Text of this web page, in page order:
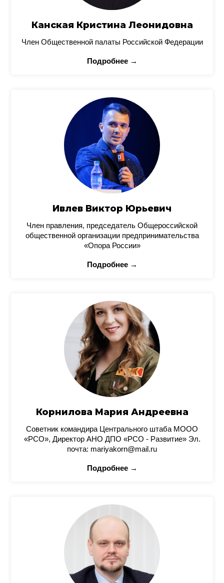
Канская Кристина Леонидовна
Член Общественной палаты Российской Федерации
Подробнее →
Ивлев Виктор Юрьевич
Член правления, председатель Общероссийской
общественной организации предпринимательства
«Опора России»
Подробнее →
Корнилова Мария Андреевна
Советник командира Центрального штаба МООО
«РСО», Директор АНО ДПО «РСО - Развитие» Эл.
почта: mariyakorn@mail.ru
Подробнее →